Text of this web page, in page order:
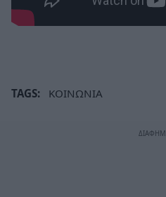
TAGS: ΚΟΙΝΩΝΙΑ